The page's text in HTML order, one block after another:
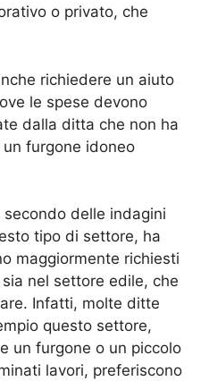
o privato, che
richiedere un aiuto
le spese devono
dalla ditta che non ha
furgone idoneo
delle indagini
tipo di settore, ha
maggiormente richiesti
nel settore edile, che
Infatti, molte ditte
questo settore,
un furgone o un piccolo
lavori, preferiscono